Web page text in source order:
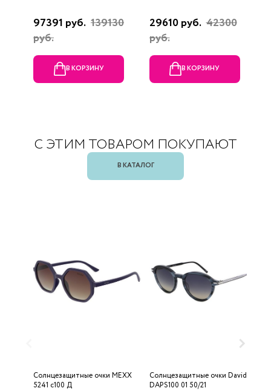
97391 руб. 139130
руб.
В КОРЗИНУ
29610 руб. 42300
руб.
В КОРЗИНУ
С ЭТИМ ТОВАРОМ ПОКУПАЮТ
В КАТАЛОГ
Солнцезащитные очки MEXX
5241 c100 Д
Солнцезащитные очки Davidoff
DAPS100 01 50/21